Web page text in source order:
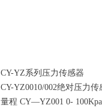
CY-YZ系列压力传感器
CY-YZ0010/002绝对压力
量程 CY—YZ001 0-